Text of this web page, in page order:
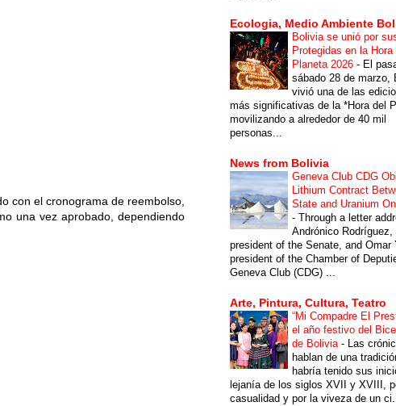
con el cronograma de reembolso,
una vez aprobado, dependiendo
Ecologia, Medio Ambiente
Bolivia se unió por
Protegidas en la Hora
Planeta 2026 - El
sábado 28 de marzo,
vivió una de las
más significativas de la *Hora del
movilizando a alrededor de 40 mil
personas...
News from Bolivia
Geneva Club CDG
Lithium Contract
State and Uranium
- Through a letter
Andrónico Rodríguez,
president of the Senate, and Omar
president of the Chamber of
Geneva Club (CDG) ...
Arte, Pintura, Cultura, Teatro
“Mi Compadre El
el año festivo del
de Bolivia - Las
hablan de una
habría tenido sus
lejanía de los siglos XVII y XVIII,
casualidad y por la viveza de un